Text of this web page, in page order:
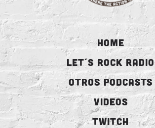
HOME
LET´S ROCK RADIO
OTROS PODCASTS
VIDEOS
TWITCH